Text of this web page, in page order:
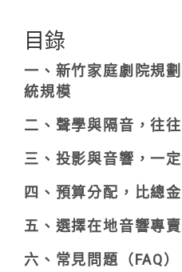
目錄
一、新竹家庭劇院規
統規模
二、聲學與隔音，往
三、投影與音響，一
四、預算分配，比總
五、選擇在地音響專
六、常見問題（FAQ）